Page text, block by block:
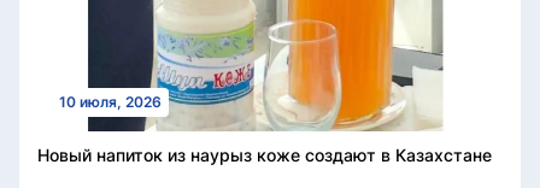
10 июля, 2026
Новый напиток из наурыз коже создают в Казахстане